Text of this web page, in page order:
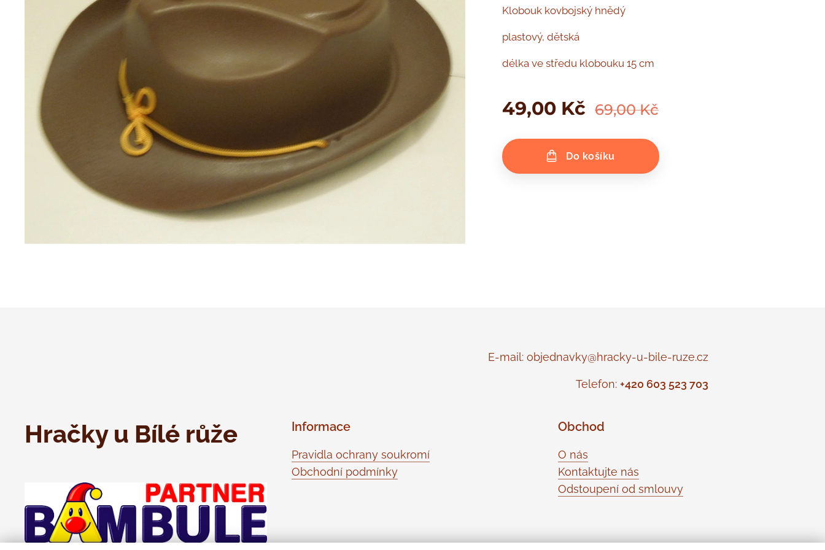
Klobouk kovbojský hnědý
plastový, dětská
délka ve středu klobouku 15 cm
49,00 Kč 69,00Kč
Do košíku
E-mail: objednavky@hracky-u-bile-ruze.cz
Telefon: +420 603 523 703
Hračky u Bílé růže Informace
Pravidla ochrany soukromí
Obchodní podmínky
Obchod
O nás
Kontaktujte nás
Odstoupení od smlouvy